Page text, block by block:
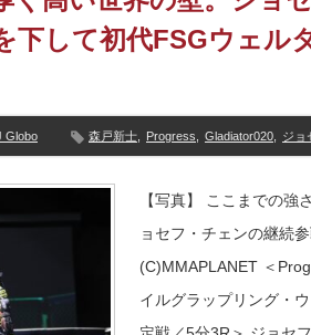
下して初代FSGウェル
Globo 森戸新士 Progress Gladiator020 ジョ
【写真】 ここまでの強
ョセフ・チェンの継続
(C)MMAPLANET ＜
イルグラップリング・